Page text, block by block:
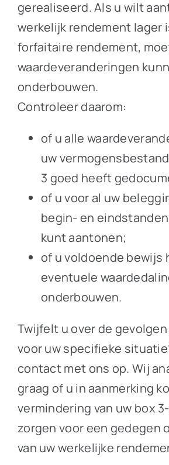
gerealiseerd. Als u wilt
werkelijk rendement lager
forfaitaire rendement,
waardeveranderingen
onderbouwen.
Controleer daarom:
of u alle
uw
3 goed heeft
of u voor al uw
begin- en
kunt aantonen;
of u voldoende bewijs
eventuele
onderbouwen.
Twijfelt u over de
voor uw specifieke
contact met ons op. Wij
graag of u in aanmerking
vermindering van uw box
zorgen voor een gedegen
van uw werkelijke